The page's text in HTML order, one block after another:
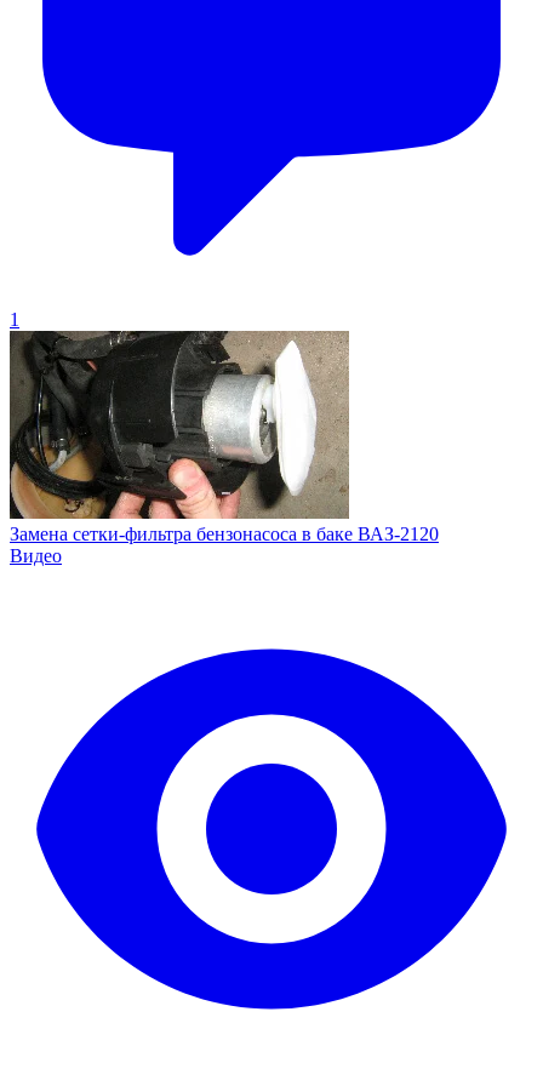
1
Замена сетки-фильтра бензонасоса в баке ВАЗ-2120
Видео